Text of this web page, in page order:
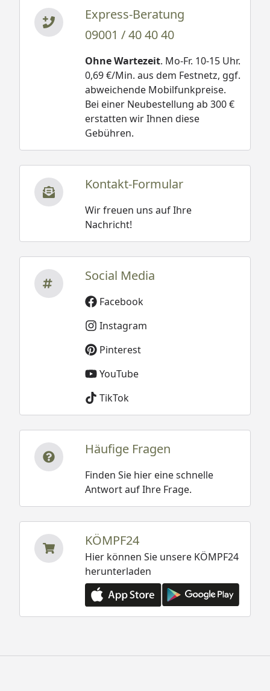
Express-Beratung
09001 / 40 40 40
Ohne Wartezeit. Mo-Fr. 10-15 Uhr.
0,69 €/Min. aus dem Festnetz, ggf.
abweichende Mobilfunkpreise.
Bei einer Neubestellung ab 300 €
erstatten wir Ihnen diese
Gebühren.
Kontakt-Formular
Wir freuen uns auf Ihre
Nachricht!
Social Media
Facebook
Instagram
Pinterest
YouTube
TikTok
Häufige Fragen
Finden Sie hier eine schnelle
Antwort auf Ihre Frage.
KÖMPF24
Hier können Sie unsere KÖMPF24
herunterladen